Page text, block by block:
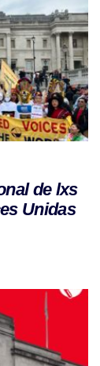
de lxs
Unidas